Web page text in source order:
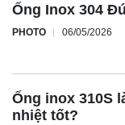
Ống Inox 304
PHOTO 06/05/2026
Ống inox 310S
nhiệt tốt?